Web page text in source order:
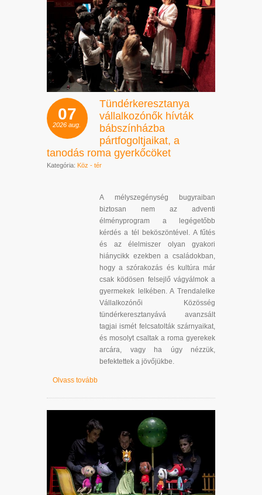
07
2026 aug.
Tündérkeresztanya
vállalkozónők hívták
bábszínházba
pártfogoltjaikat, a
tanodás roma gyerkőcöket
Kategória: Köz - tér
A mélyszegénység bugyraiban
biztosan nem az adventi
élményprogram a legégetőbb
kérdés a tél beköszöntével. A fűtés
és az élelmiszer olyan gyakori
hiánycikk ezekben a családokban,
hogy a szórakozás és kultúra már
csak ködösen felsejlő vágyálmok a
gyermekek lelkében. A Trendalelke
Vállalkozónői Közösség
tündérkeresztanyává avanzsált
tagjai ismét felcsatolták szárnyaikat,
és mosolyt csaltak a roma gyerekek
arcára, vagy ha úgy nézzük,
befektettek a jövőjükbe.
Olvass tovább